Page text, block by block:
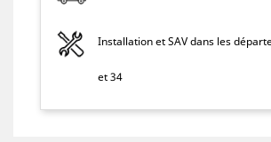
Installation et SAV dans les
et 34